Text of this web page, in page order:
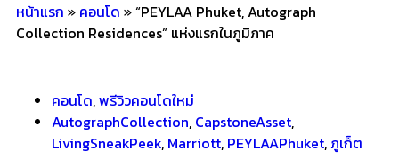
หน้าแรก » คอนโด »“PEYLAA Phuket, Autograph
Collection Residences” แห่งแรกในภูมิภาค
คอนโด,พรีวิวคอนโดใหม่
AutographCollection, CapstoneAsset,
LivingSneakPeek, Marriott, PEYLAAPhuket, ภูเก็ต